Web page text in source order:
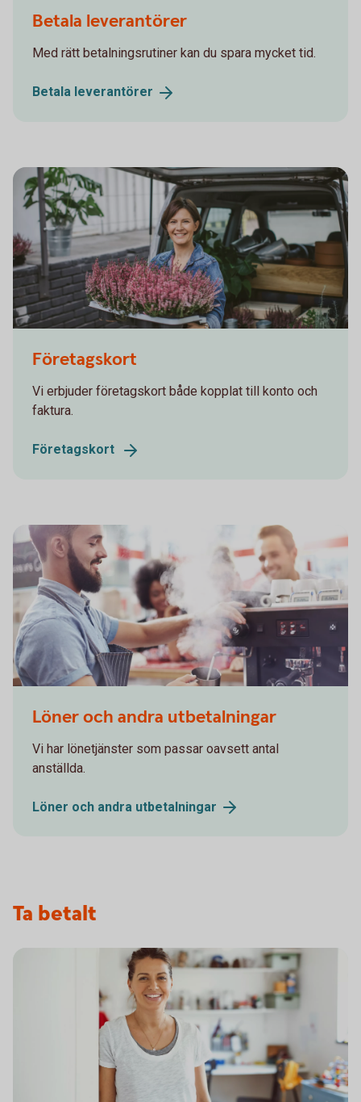
Betala leverantörer
Med rätt betalningsrutiner kan du spara mycket tid.
Betala leverantörer
Företagskort
Vi erbjuder företagskort både kopplat till konto och
faktura.
Företagskort
Löner och andra utbetalningar
Vi har lönetjänster som passar oavsett antal
anställda.
Löner och andra utbetalningar
Ta betalt